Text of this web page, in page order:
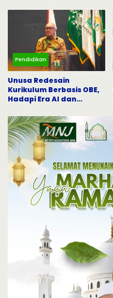
Pendidikan
Unusa Redesain
Kurikulum Berbasis OBE,
Hadapi Era AI dan